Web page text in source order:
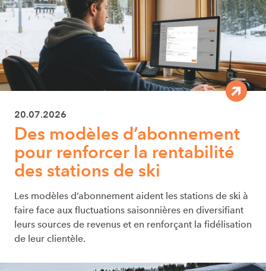
20.07.2026
Des modèles d’abonnement
pour renforcer la rentabilité
des stations de ski
Les modèles d’abonnement aident les stations de ski à
faire face aux fluctuations saisonnières en diversifiant
leurs sources de revenus et en renforçant la fidélisation
de leur clientèle.